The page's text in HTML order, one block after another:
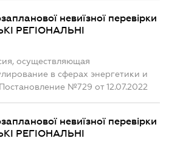
невиїзної перевірки
РЕГІОНАЛЬНІ
осуществляющая
в сферах энергетики и
№729 от 12.07.2022
невиїзної перевірки
РЕГІОНАЛЬНІ